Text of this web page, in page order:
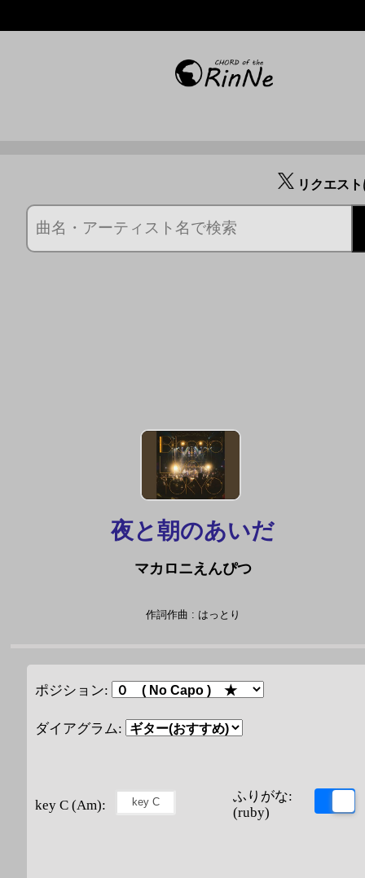
リクエス
夜と朝のあいだ
マカロニえんぴつ
作詞作曲 : はっとり
ポジション:
ダイアグラム:
key C (Am):
ふりがな:
(ruby)